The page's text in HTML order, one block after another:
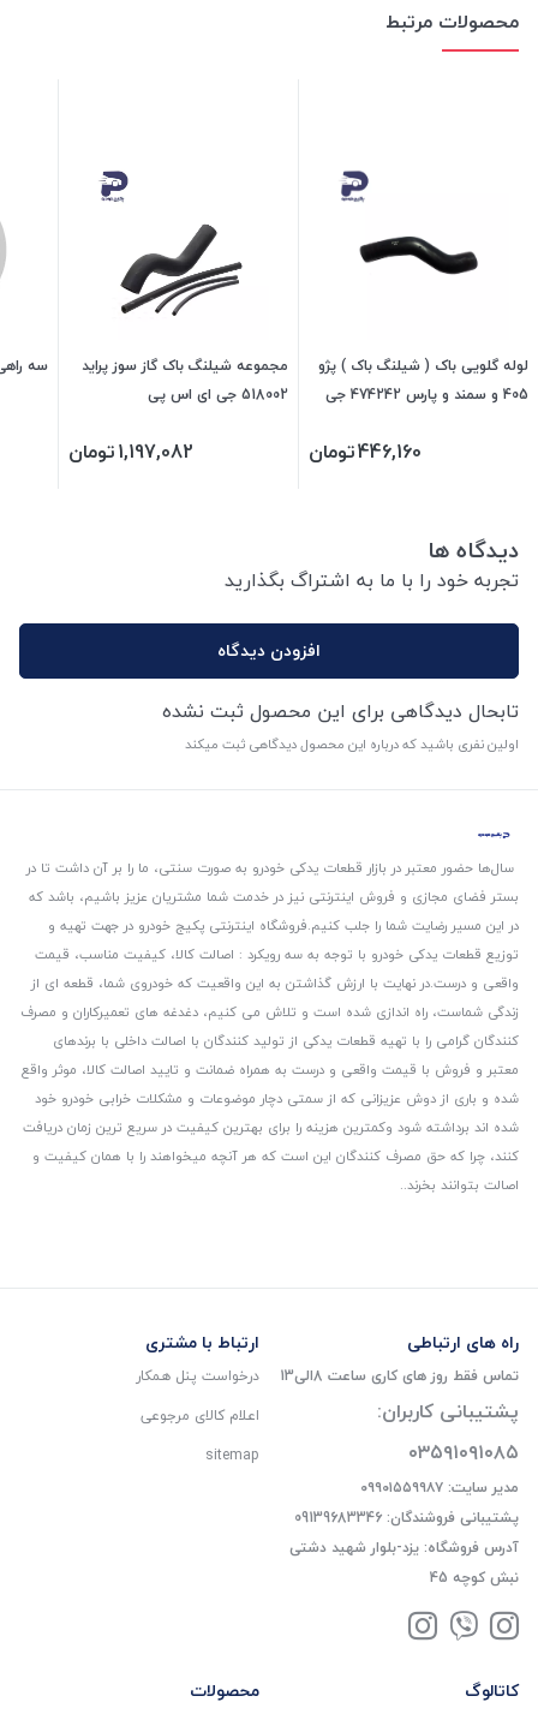
محصولات مرتبط
لوله گلویی باک ( شیلنگ باک ) پژو
405 و سمند و پارس 474242 جی
446,160تومان
مجموعه شیلنگ باک گاز سوز پراید
518002 جی ای اس پی
1,197,082تومان
سه راهی گاز
دیدگاه ها
تجربه خود را با ما به اشتراگ بگذارید
افزودن دیدگاه
تابحال دیدگاهی برای این محصول ثبت نشده
اولین نفری باشید که درباره این محصول دیدگاهی ثبت میکند
سال‌ها حضور معتبر در بازار قطعات یدکی خودرو به صورت سنتی، ما را بر آن داشت تا در
بستر فضای مجازی و فروش اینترنتی نیز در خدمت شما مشتریان عزیز باشیم، باشد که
در این مسیر رضایت شما را جلب کنیم.فروشگاه اینترنتی پکیج خودرو در جهت تهیه و
توزیع قطعات یدکی خودرو با توجه به سه رویکرد : اصالت کالا، کیفیت مناسب، قیمت
واقعی و درست.در نهایت با ارزش گذاشتن به این واقعیت که خودروی شما، قطعه ای از
زندگی شماست، راه اندازی شده است و تلاش می کنیم، دغدغه های تعمیرکاران و مصرف
کنندگان گرامی را با تهیه قطعات یدکی از تولید کنندگان با اصالت داخلی با برندهای
معتبر و فروش با قیمت واقعی و درست به همراه ضمانت و تایید اصالت کالا، موثر واقع
شده و باری از دوش عزیزانی که از سمتی دچار موضوعات و مشکلات خرابی خودرو خود
شده اند برداشته شود و‌کمترین هزینه را برای بهترین کیفیت در سریع ترین زمان دریافت
کنند، چرا که حق مصرف کنندگان این است که هر آنچه میخواهند را با همان کیفیت و
اصالت بتوانند بخرند..
راه های ارتباطی
تماس فقط روز های کاری ساعت 8الی13
پشتیبانی کاربران:
۰۳۵۹۱۰۹۱۰۸۵
مدیر سایت: ۰۹۹۰۱۵۵۹۹۸۷
پشتیبانی فروشندگان: 09139683346
آدرس فروشگاه: یزد-بلوار شهید دشتی
نبش کوچه 45
ارتباط با مشتری
درخواست پنل همکار
اعلام کالای مرجوعی
sitemap
کاتالوگ محصولات